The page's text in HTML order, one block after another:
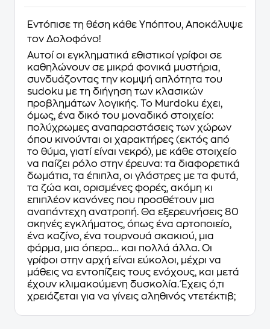
Εντόπισε τη θέση κάθε Υπόπτου, Αποκάλυψε
τον Δολοφόνο!
Αυτοί οι εγκληματικά εθιστικοί γρίφοι σε
καθηλώνουν σε μικρά φονικά μυστήρια,
συνδυάζοντας την κομψή απλότητα του
sudoku με τη διήγηση των κλασικών
προβλημάτων λογικής. Το Murdoku έχει,
όμως, ένα δικό του μοναδικό στοιχείο:
πολύχρωμες αναπαραστάσεις των χώρων
όπου κινούνται οι χαρακτήρες (εκτός από
το θύμα, γιατί είναι νεκρό), με κάθε στοιχείο
να παίζει ρόλο στην έρευνα: τα διαφορετικά
δωμάτια, τα έπιπλα, οι γλάστρες με τα φυτά,
τα ζώα και, ορισμένες φορές, ακόμη κι
επιπλέον κανόνες που προσθέτουν μια
αναπάντεχη ανατροπή. Θα εξερευνήσεις 80
σκηνές εγκλήματος, όπως ένα αρτοποιείο,
ένα καζίνο, ένα τουρνουά σκακιού, μια
φάρμα, μια όπερα… και πολλά άλλα. Οι
γρίφοι στην αρχή είναι εύκολοι, μέχρι να
μάθεις να εντοπίζεις τους ενόχους, και μετά
έχουν κλιμακούμενη δυσκολία. Έχεις ό,τι
χρειάζεται για να γίνεις αληθινός ντετέκτιβ;